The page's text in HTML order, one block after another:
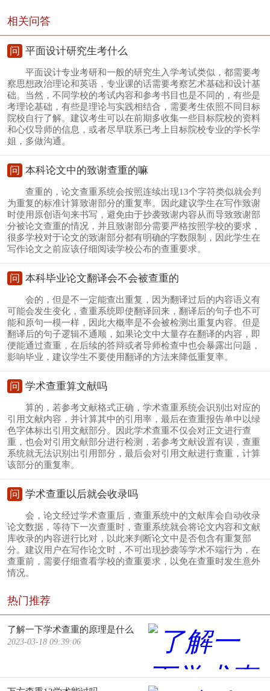
相关问答
问 平面设计研究生考什么
平面设计专业考研和一般的研究生入学考试类似，都需要考
察思想政治理论和英语，专业课的话需要考察艺术基础和设计基
础。当然，不同学校的考试内容和参考书目也是不同的，有些是
考理论基础，有些是理论与实践相结合，需要考生依照不同目标
院校自行了解。建议考生可以在前期多收集一些目标院校的资料
和心仪导师的信息，或者尽早联系已考上目标院校专业的学长学
姐，多做沟通。
问 本科论文中的致谢查重的嘛
查重的，论文查重系统会按照连续出现13个字符类似就会判
为重复的标准计算致谢部分的重复率。因此建议学生在写作致谢
时使用原创语句来书写，避免由于抄袭致谢内容从而导致致谢部
分被论文查重的情况，并且致谢部分需要严格按照学校的要求，
很多学校对于论文的致谢部分都有明确的字数限制，因此学生在
写作论文之前应该仔细阅读学校公布的查重要求。
问 本科毕业论文翻译会不会被查重的
会的，但是不一定能查出重复，因为翻译过后的内容语义有
可能会发生变化，查重系统即使翻译回来，翻译后的句子也不可
能和原句一模一样，因此大概率是不会被检测出重复内容。但是
翻译后的句子逻辑不通顺，如果论文中大量存在翻译的内容，即
便能通过查重，在后续的答辩或者导师检查中也会暴露出问题，
影响毕业，建议学生不要使用翻译的方法来降低重复率。
问 学术查重算文献吗
算的，若参考文献格式正确，学术查重系统会识别出对应的
引用文献内容，并计算其中的引用率，最后在查重报告单中以绿
色字体标出引用文献部分。因此学术查重不仅会对正文进行查
重，也会对引用文献部分进行检测，若参考文献设置有误，查重
系统就无法识别出引用部分，最后会对引用文献进行查重，计算
该部分的重复率。
问 学术查重以后就会收录吗
会，论文经过学术查重后，查重系统中的文献库会自动收录
论文数据，等待下一次查重时，查重系统就会将论文内容和文献
库收录的内容进行比对，以此来判断论文中是否包含有重复部
分。建议用户在写作论文时，不可出现抄袭等学术不端行为，在
查重前，需要仔细查看学校的查重要求，以免在查重时发生意外
情况。
热门推荐
了解一下学术查重的原理是什么
2023-03-18 09:39:06